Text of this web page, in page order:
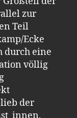
zur
Teil
Ecke
durch eine
völlig
der